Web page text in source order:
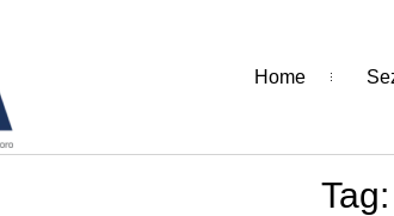
Home
Tag: